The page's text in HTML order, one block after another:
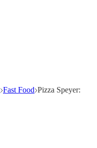
Fast Food Pizza Speyer: